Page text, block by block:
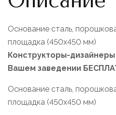
Основание сталь,
площадка (450х450 мм)
Конструкторы-
Вашем заведении
Основание сталь,
площадка (450х450 мм)